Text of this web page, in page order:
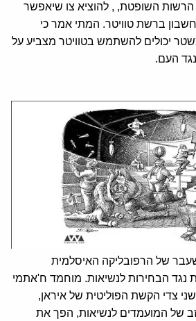
הרשות השופטת, , להוציא צו שיאפשר
ברשת טוויטר. המתי אמר כי
יכולים להשתמש בטוויטר מצביע על
נגד העם.
של הרפובליקה האיסלמית
נגד הבחירות לנשיאות. מוחמד ח'אתמי
צדי הקשת הפוליטית של איראן,
של המועמדים לנשיאות, הפך את